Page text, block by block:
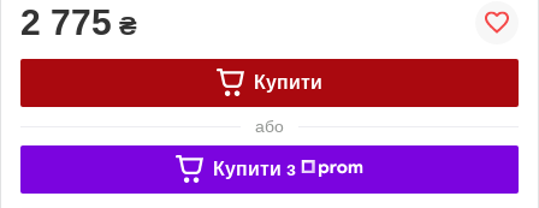
2 775 ₴
Купити
або
Купити з